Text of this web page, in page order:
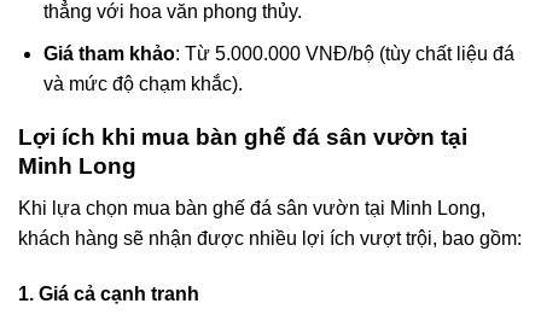
thẳng với hoa văn phong thủy.
Giá tham khảo: Từ 5.000.000 VNĐ/bộ (tùy chất liệu đá
và mức độ chạm khắc).
Lợi ích khi mua bàn ghế đá sân vườn tại
Minh Long
Khi lựa chọn mua bàn ghế đá sân vườn tại Minh Long,
khách hàng sẽ nhận được nhiều lợi ích vượt trội, bao gồm:
1. Giá cả cạnh tranh